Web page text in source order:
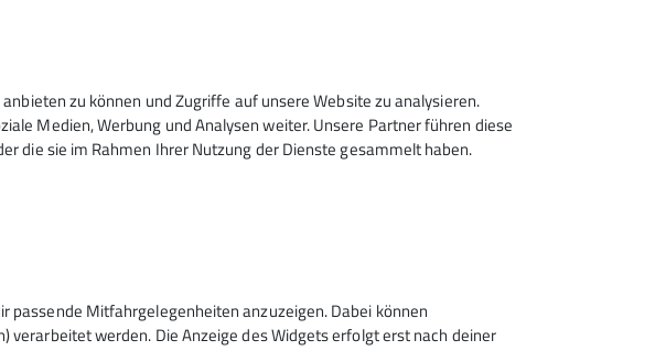
Daten elektronisch gesichert und zum Zweck der
Einwilligung jederzeit wiederrufen kann. *
zu können und Zugriffe auf unsere Website zu analysieren.
Medien, Werbung und Analysen weiter. Unsere Partner führen diese
die sie im Rahmen Ihrer Nutzung der Dienste gesammelt haben.
passende Mitfahrgelegenheiten anzuzeigen. Dabei können
verarbeitet werden. Die Anzeige des Widgets erfolgt erst nach deiner